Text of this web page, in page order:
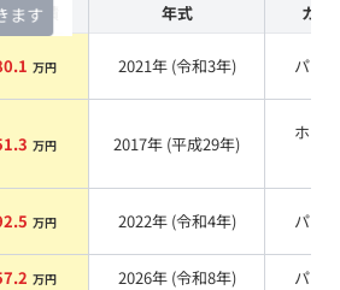
ます
カ実績 年式 カラ
万円 2021年 (令和3年) パール
万円 2017年 (平成29年)
ホワ
万円 2022年 (令和4年) パール
万円 2026年 (令和8年) パール